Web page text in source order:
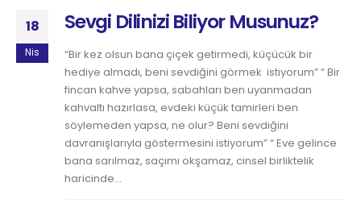
18
Nis
Sevgi Dilinizi Biliyor Musunuz?
“Bir kez olsun bana çiçek getirmedi, küçücük bir
hediye almadı, beni sevdiğini görmek istiyorum” “ Bir
fincan kahve yapsa, sabahları ben uyanmadan
kahvaltı hazırlasa, evdeki küçük tamirleri ben
söylemeden yapsa, ne olur? Beni sevdiğini
davranışlarıyla göstermesini istiyorum” “ Eve gelince
bana sarılmaz, saçımı okşamaz, cinsel birliktelik
haricinde...